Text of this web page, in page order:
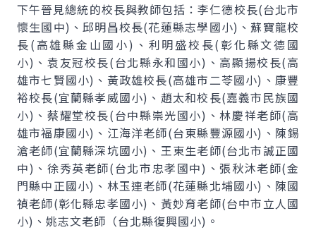
下午晉見總統的校長與教師包括：李仁德校長(台北市
懷生國中)、邱明昌校長(花蓮縣志學國小)、蘇寶龍校
長(高雄縣金山國小)、利明盛校長(彰化縣文德國
小)、袁友冠校長(台北縣永和國小)、高顯揚校長(高
雄市七賢國小)、黃政雄校長(高雄市二苓國小)、康豐
裕校長(宜蘭縣孝威國小)、趙太和校長(嘉義市民族國
小)、蔡耀堂校長(台中縣崇光國小)、林慶祥老師(高
雄市福康國小)、江海洋老師(台東縣豐源國小)、陳錫
滄老師(宜蘭縣深坑國小)、王東生老師(台北市誠正國
中)、徐秀英老師(台北市忠孝國中)、張秋沐老師(金
門縣中正國小)、林玉連老師(花蓮縣北埔國小)、陳國
禎老師(彰化縣忠孝國小)、黃妙育老師(台中市立人國
小)、姚志文老師（台北縣復興國小)。